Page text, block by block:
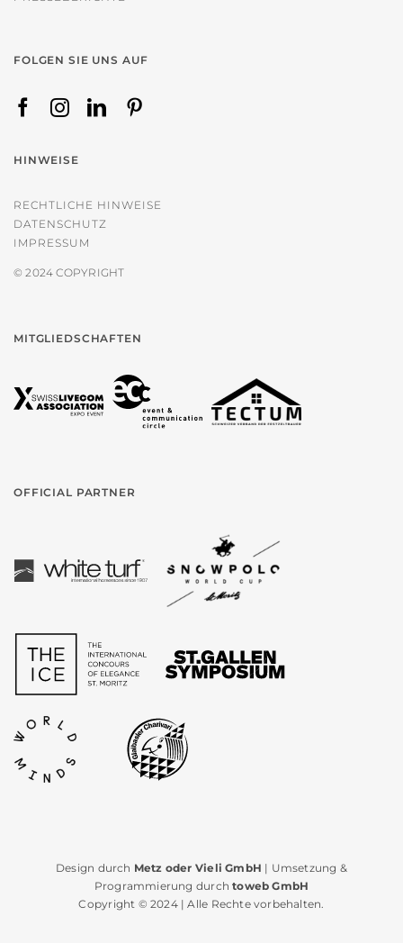
FOLGEN SIE UNS AUF
HINWEISE
RECHTLICHE HINWEISE
DATENSCHUTZ
IMPRESSUM
© 2024 COPYRIGHT
MITGLIEDSCHAFTEN
OFFICIAL PARTNER
Design durch Metz oder Vieli GmbH | Umsetzung &
Programmierung durchtoweb GmbH
Copyright © 2024 | Alle Rechte vorbehalten.